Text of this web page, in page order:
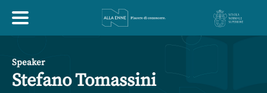
Speaker
Stefano Tomassini